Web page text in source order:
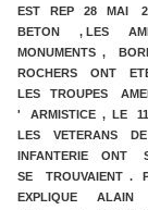
EST REP 28 MAI
BETON , LES
MONUMENTS ,
ROCHERS ONT
LES TROUPES
' ARMISTICE , LE
LES VETERANS
INFANTERIE ONT
SE TROUVAIENT .
EXPLIQUE ALAIN